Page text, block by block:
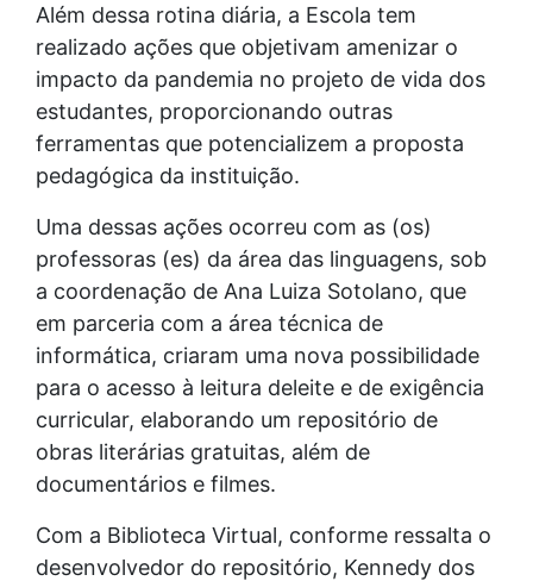
Além dessa rotina diária, a Escola tem
realizado ações que objetivam amenizar o
impacto da pandemia no projeto de vida dos
estudantes, proporcionando outras
ferramentas que potencializem a proposta
pedagógica da instituição.
Uma dessas ações ocorreu com as (os)
professoras (es) da área das linguagens, sob
a coordenação de Ana Luiza Sotolano, que
em parceria com a área técnica de
informática, criaram uma nova possibilidade
para o acesso à leitura deleite e de exigência
curricular, elaborando um repositório de
obras literárias gratuitas, além de
documentários e filmes.
Com a Biblioteca Virtual, conforme ressalta o
desenvolvedor do repositório, Kennedy dos